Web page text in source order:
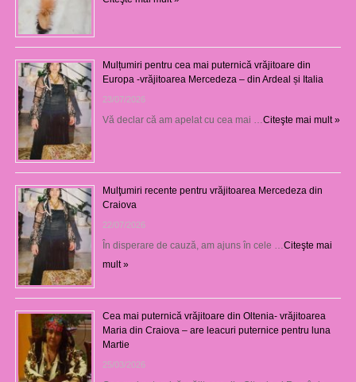
Mulțumiri pentru cea mai puternică vrăjitoare din
Europa -vrăjitoarea Mercedeza – din Ardeal și Italia
23/07/2026
Vă declar că am apelat cu cea mai … Citeşte mai mult »
Mulţumiri recente pentru vrăjitoarea Mercedeza din
Craiova
22/07/2026
În disperare de cauză, am ajuns în cele … Citeşte mai
mult »
Cea mai puternică vrăjitoare din Oltenia- vrăjitoarea
Maria din Craiova – are leacuri puternice pentru luna
Martie
25/03/2026